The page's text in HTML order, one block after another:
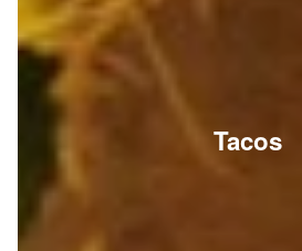
Tacos